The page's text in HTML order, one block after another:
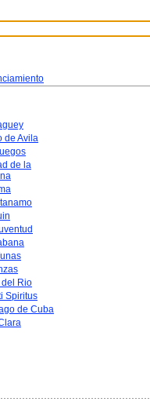
de Avila
de la
del Rio
Spiritus
de Cuba